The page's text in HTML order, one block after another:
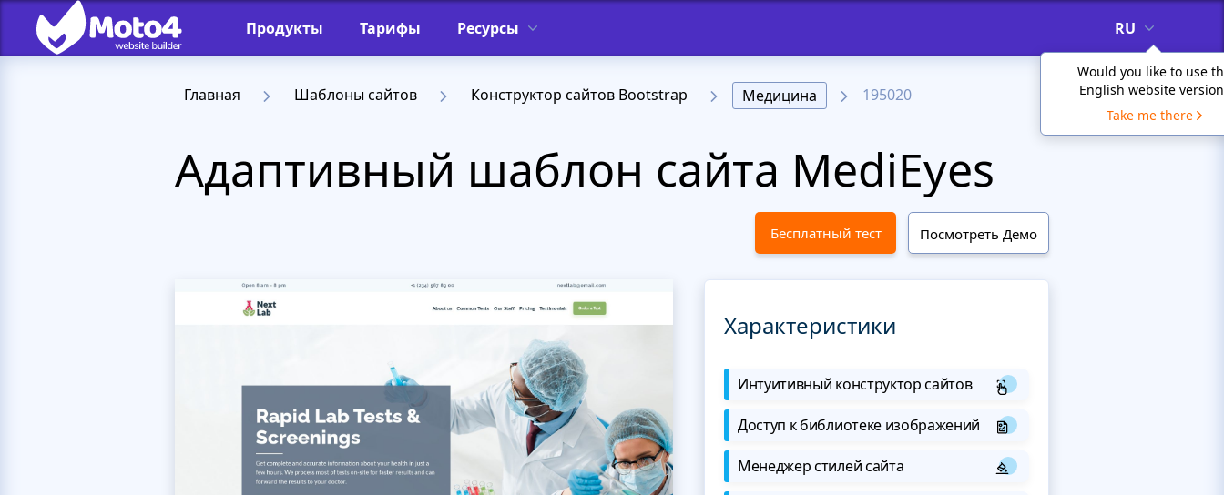
Продукты Тарифы Ресурсы RU
Would you like to use
English website
Take me there
Главная Шаблоны сайтов Конструктор сайтов Bootstrap Медицина 195020
Адаптивный шаблон сайта MediEyes
Бесплатный тест Посмотреть Демо
Характеристики
Интуитивный конструктор сайтов
Доступ к библиотеке изображений
Менеджер стилей сайта